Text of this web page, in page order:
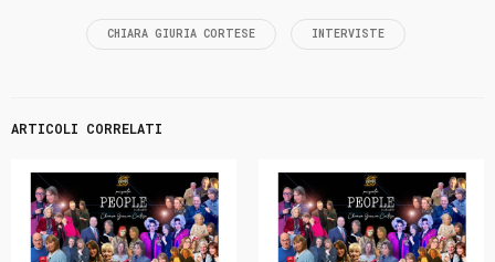
CHIARA GIURIA CORTESE INTERVISTE
ARTICOLI CORRELATI